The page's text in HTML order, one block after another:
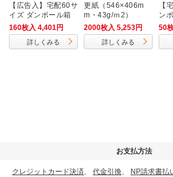
【広告入】宅配60サ
イズ ダンボール箱
（クロネコボックス
6）
160枚入 4,401円
詳しくみる
更紙（546×406m
m・43g/ｍ2）
2000枚入 5,253円
詳しくみる
【
ン
4）
50
お支払方法
クレジットカード決済 代金引換 NP請求書払